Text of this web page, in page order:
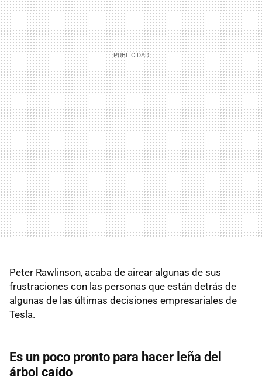
Peter Rawlinson, acaba de airear algunas de sus
frustraciones con las personas que están detrás de
algunas de las últimas decisiones empresariales de
Tesla.
Es un poco pronto para hacer leña del
árbol caído